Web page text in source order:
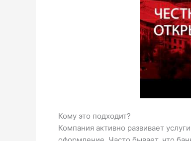
Кому это подходит?
Компания активно развивает